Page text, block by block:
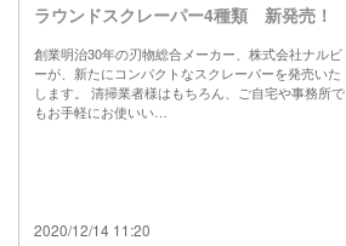
ラウンドスクレーパー4種類 新発売！
創業明治30年の刃物総合メーカー、株式会社ナルビ
ーが、新たにコンパクトなスクレーパーを発売いた
します。 清掃業者様はもちろん、ご自宅や事務所で
もお手軽にお使いい…
2020/12/14 11:20